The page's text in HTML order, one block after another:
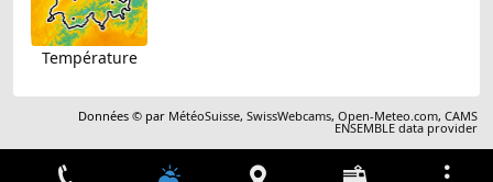
Température
Données © par MétéoSuisse,SwissWebcams,Open-Meteo.com,CAMS
ENSEMBLE data provider